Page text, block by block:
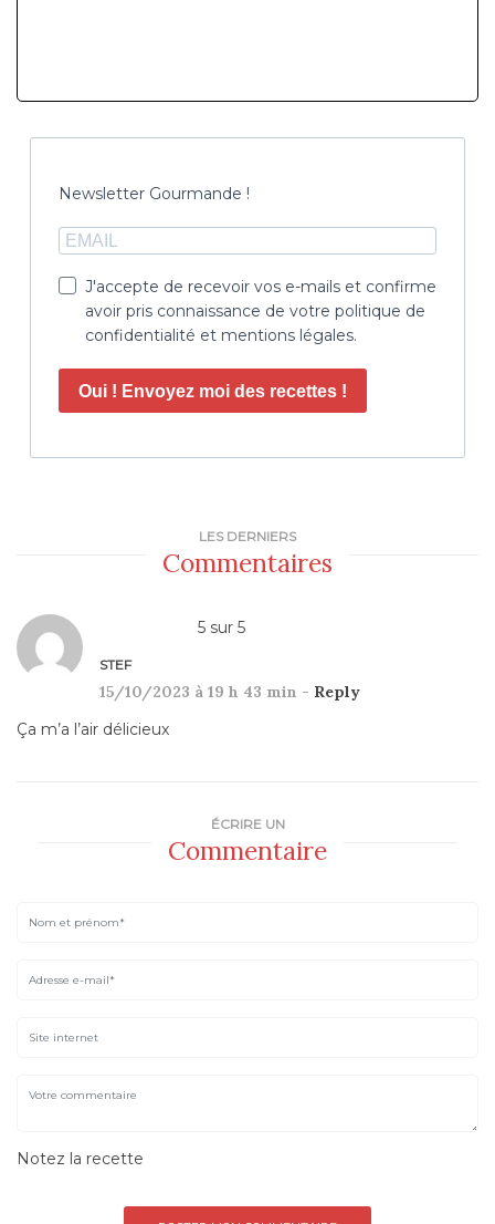
Newsletter Gourmande !
J'accepte de recevoir vos e-mails et confirme
avoir pris connaissance de votre politique de
confidentialité et mentions légales.
Oui ! Envoyez moi des recettes !
LES DERNIERS
Commentaires
5 sur 5
STEF
15/10/2023 à 19 h 43 min - Reply
Ça m’a l’air délicieux
ÉCRIRE UN
Commentaire
Notez la recette